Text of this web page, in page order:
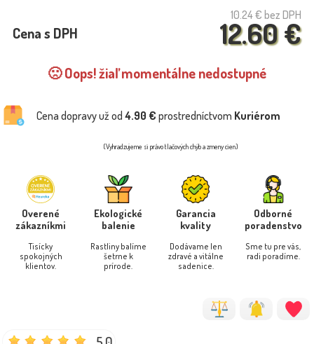
10.24 € bez DPH
12.60 €
Cena s DPH
🙁 Oops! žiaľ momentálne nedostupné
Cena dopravy už od 4.90 € prostredníctvom Kuriérom
(Vyhradzujeme si právo tlačových chýb a zmeny cien)
Overené
zákazníkmi
Tisícky
spokojných
klientov.
Ekologické
balenie
Rastliny balíme
šetrne k
prírode.
Garancia
kvality
Dodávame len
zdravé a vitálne
sadenice.
Odborné
poradenstvo
Sme tu pre vás,
radi poradíme.